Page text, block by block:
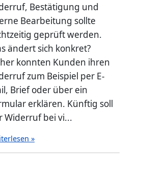
Bestätigung und
Bearbeitung sollte
geprüft werden.
ändert sich konkret?
konnten Kunden ihren
zum Beispiel per E-
Brief oder über ein
erklären. Künftig soll
Widerruf bei vi...
»